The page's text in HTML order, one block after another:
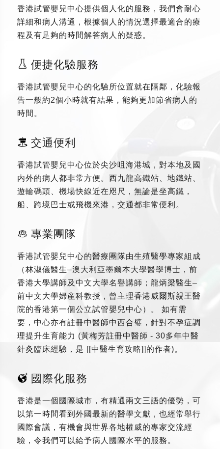
香港試管嬰兒中心提供個人化的服務，我們會耐心
詳細和病人溝通，根據個人的情況選擇最適合的療
程及有足夠的時間解答病人的疑惑。
便捷化驗服務
香港試管嬰兒中心的化驗所位置就在隔鄰，化驗報
告一般約2個小時就有結果，能夠更加節省病人的
時間。
交通便利
香港試管嬰兒中心位於尖沙咀海港城，對本地及國
内外的病人都非常方便。西九龍高鐵站、地鐵站、
遊輪碼頭、機場快線近在咫尺，無論是坐高鐵，
船、跨境巴士或飛機來港，交通都非常便利。
專業團隊
香港試管嬰兒中心的醫療團隊由生殖醫學專家組成
（林淑儀醫生–澳大利亞墨爾本大學醫學博士，前
香港大學講師及中文大學名譽講師；龍炳梁醫生–
前中文大學婦産科教授，曾主理香港威爾斯親王醫
院的香港第一個公立試管嬰兒中心）。 如有需
要，中心亦有註冊中醫師中西合璧，針對不孕症調
理提升生育能力 (黃梅芳註冊中醫師 - 30多年中醫
針灸臨床經驗，是 [[中醫生育攻略]]的作者)。
國際化服務
香港是一個國際城市，有精通兩文三語的優勢，可
以第一時間看到外國最新的醫學文獻，也經常舉行
國際會議，有機會與世界各地權威的專家交流經
驗，令我們可以給予病人國際水平的服務。